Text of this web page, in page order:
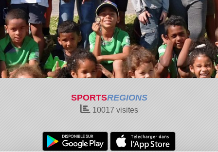
SPORTSREGIONS
10017 visites